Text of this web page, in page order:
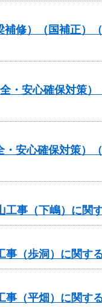
補修）（国補正
・安心確保対策
・安心確保対策
事（下嶋）に関
（歩洞）に関す
（平畑）に関す